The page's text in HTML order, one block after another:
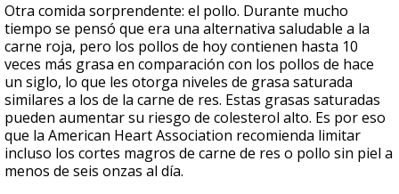
Otra comida sorprendente: el pollo. Durante mucho
tiempo se pensó que era una alternativa saludable a la
carne roja, pero los pollos de hoy contienen hasta 10
veces más grasa en comparación con los pollos de hace
un siglo, lo que les otorga niveles de grasa saturada
similares a los de la carne de res. Estas grasas saturadas
pueden aumentar su riesgo de colesterol alto. Es por eso
que la American Heart Association recomienda limitar
incluso los cortes magros de carne de res o pollo sin piel a
menos de seis onzas al día.